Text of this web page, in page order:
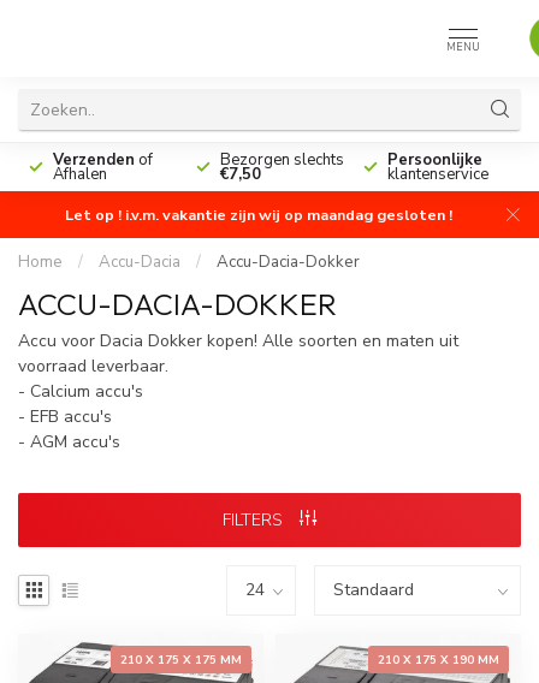
MENU
Verzenden of
Afhalen
Bezorgen slechts
€7,50
Persoonlijke
klantenservice
Let op ! i.v.m. vakantie zijn wij op maandag gesloten !
Home / Accu-Dacia / Accu-Dacia-Dokker
ACCU-DACIA-DOKKER
Accu voor Dacia Dokker kopen! Alle soorten en maten uit
voorraad leverbaar.
- Calcium accu's
- EFB accu's
- AGM accu's
FILTERS
210 X 175 X 175 MM 210 X 175 X 190 MM